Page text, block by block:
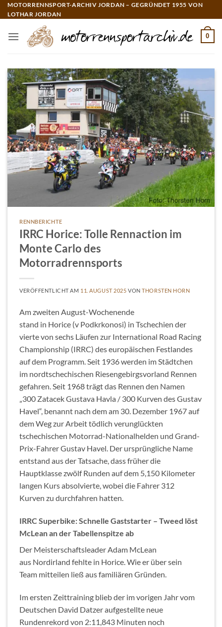
Zum
Inhalt
MOTORRENNSPORT-ARCHIV JORDAN – GEGRÜNDET 1955 VON
LOTHAR JORDAN
0
RENNBERICHTE
IRRC Horice: Tolle Rennaction im
Monte Carlo des
Motorradrennsports
VERÖFFENTLICHT AM 11. AUGUST 2025 VONTHORSTEN HORN
Am zweiten August-Wochenende
stand in Horice (v Podkrkonosi) in Tschechien der
vierte von sechs Läufen zur International Road Racing
Championship (IRRC) des europäischen Festlandes
auf dem Programm. Seit 1936 werden im Städtchen
im nordtschechischen Riesengebirgsvorland Rennen
gefahren. Seit 1968 trägt das Rennen den Namen
„300 Zatacek Gustava Havla / 300 Kurven des Gustav
Havel“, benannt nach dem am 30. Dezember 1967 auf
dem Weg zur Arbeit tödlich verunglückten
tschechischen Motorrad-Nationalhelden und Grand-
Prix-Fahrer Gustav Havel. Der ursprüngliche Name
entstand aus der Tatsache, dass früher die
Hauptklasse zwölf Runden auf dem 5,150 Kilometer
langen Kurs absolvierte, wobei die Fahrer 312
Kurven zu durchfahren hatten.
IRRC Superbike: Schnelle Gaststarter – Tweed löst
McLean an der Tabellenspitze ab
Der Meisterschaftsleader Adam McLean
aus Nordirland fehlte in Horice. Wie er über sein
Team mitteilen ließ aus familiären Gründen.
Im ersten Zeittraining blieb der im vorigen Jahr vom
Deutschen David Datzer aufgestellte neue
Rundenrekord von 2:11,843 Minuten noch